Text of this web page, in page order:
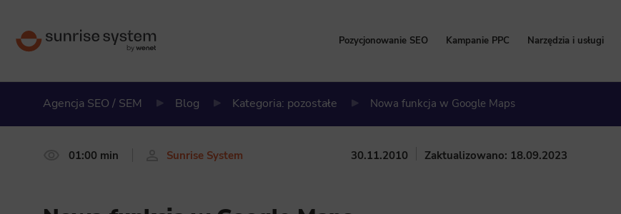
Pozycjonowanie SEO Kampanie PPC Narzędzia i usługi
Agencja SEO / SEM Blog Kategoria: pozostałe Nowa funkcja w Google Maps
01:00 min Sunrise System 30.11.2010 Zaktualizowano: 18.09.2023